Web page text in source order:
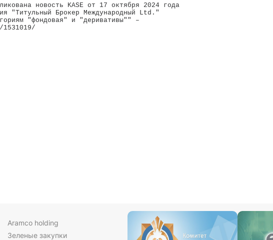
новость KASE от 17 октября 2024 года
"Титульный Брокер Международный Ltd."
"фондовая" и "деривативы"" –
Aramco holding
Зеленые закупки